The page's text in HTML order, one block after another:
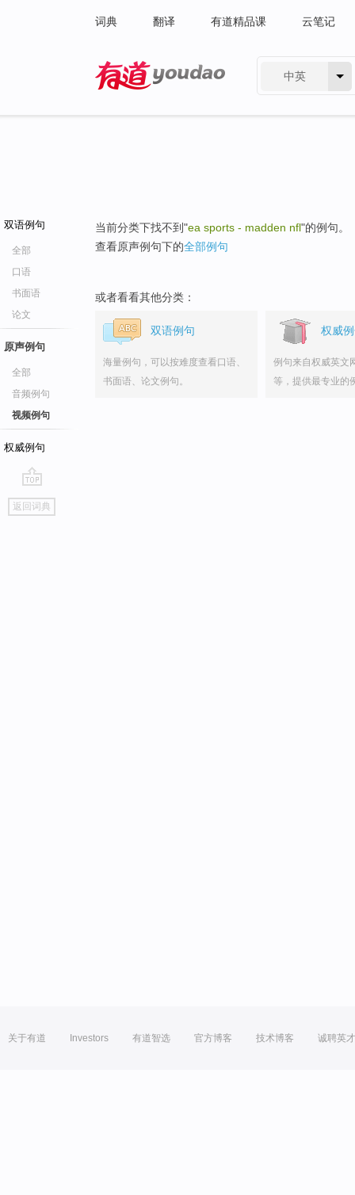
词典 翻译 有道精品课 云笔记
中英
双语例句
全部
口语
书面语
论文
原声例句
全部
音频例句
视频例句
权威例句
go
top
返回词典
当前分类下找不到"ea sports - madden nfl"的例句。
查看原声例句下的全部例句
或者看看其他分类：
双语例句
海量例句，可以按难度查看口语、
书面语、论文例句。
权威
例句来自权威英文
等，提供最专业的
关于有道 Investors 有道智选 官方博客 技术博客 诚聘英才